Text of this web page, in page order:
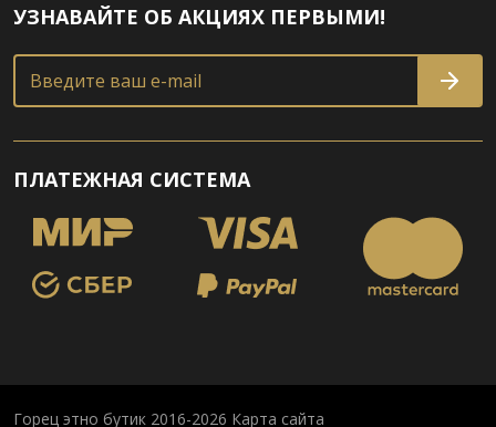
УЗНАВАЙТЕ ОБ АКЦИЯХ ПЕРВЫМИ!
Введите ваш e-mail
ПЛАТЕЖНАЯ СИСТЕМА
Горец этно бутик 2016-2026 Карта сайта